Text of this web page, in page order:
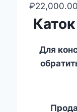
₽22,000.00
Для